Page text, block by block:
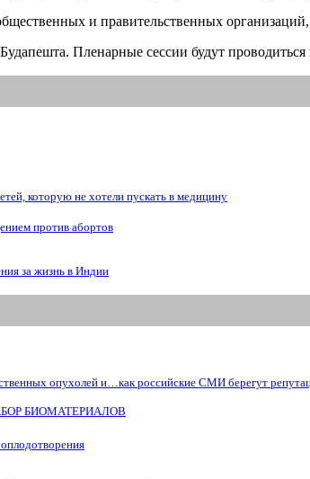
и правительственных
Пленарные сессии будут
которую не хотели пускать в медицину
против абортов
за жизнь в Индии
опухолей и…как российские СМИ берегут
БИОМАТЕРИАЛОВ